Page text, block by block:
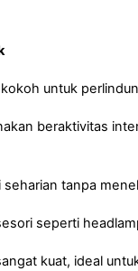
untuk
beraktivitas
seharian tanpa
seperti
kuat, ideal